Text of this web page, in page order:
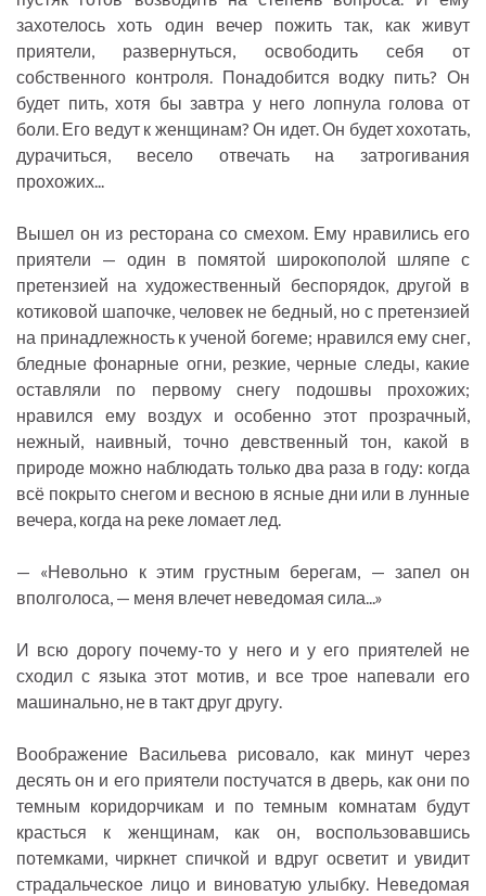
захотелось хоть один вечер пожить так, как живут
приятели, развернуться, освободить себя от
собственного контроля. Понадобится водку пить? Он
будет пить, хотя бы завтра у него лопнула голова от
боли. Его ведут к женщинам? Он идет. Он будет хохотать,
дурачиться, весело отвечать на затрогивания
прохожих...
Вышел он из ресторана со смехом. Ему нравились его
приятели — один в помятой широкополой шляпе с
претензией на художественный беспорядок, другой в
котиковой шапочке, человек не бедный, но с претензией
на принадлежность к ученой богеме; нравился ему снег,
бледные фонарные огни, резкие, черные следы, какие
оставляли по первому снегу подошвы прохожих;
нравился ему воздух и особенно этот прозрачный,
нежный, наивный, точно девственный тон, какой в
природе можно наблюдать только два раза в году: когда
всё покрыто снегом и весною в ясные дни или в лунные
вечера, когда на реке ломает лед.
— «Невольно к этим грустным берегам, — запел он
вполголоса, — меня влечет неведомая сила...»
И всю дорогу почему-то у него и у его приятелей не
сходил с языка этот мотив, и все трое напевали его
машинально, не в такт друг другу.
Воображение Васильева рисовало, как минут через
десять он и его приятели постучатся в дверь, как они по
темным коридорчикам и по темным комнатам будут
красться к женщинам, как он, воспользовавшись
потемками, чиркнет спичкой и вдруг осветит и увидит
страдальческое лицо и виноватую улыбку. Неведомая